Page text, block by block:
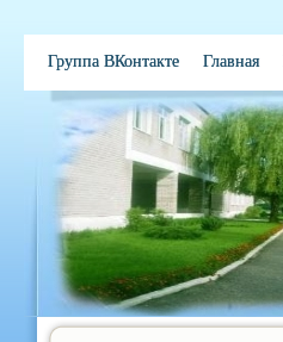
Группа ВКонтакте Главная
Электронная школа Обратная